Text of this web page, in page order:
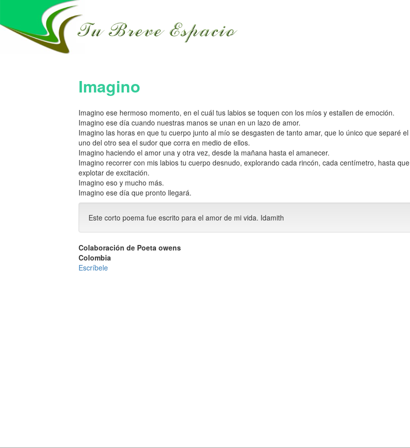
Imagino
Imagino ese hermoso momento, en el cuál tus labios se toquen con los míos y estallen de emoción.
Imagino ese día cuando nuestras manos se unan en un lazo de amor.
Imagino las horas en que tu cuerpo junto al mío se desgasten de tanto amar, que lo único que separé el
uno del otro sea el sudor que corra en medio de ellos.
Imagino haciendo el amor una y otra vez, desde la mañana hasta el amanecer.
Imagino recorrer con mis labios tu cuerpo desnudo, explorando cada rincón, cada centímetro, hasta que
explotar de excitación.
Imagino eso y mucho más.
Imagino ese día que pronto llegará.
Este corto poema fue escrito para el amor de mi vida. Idamith
Colaboración de Poeta owens
Colombia
Escríbele